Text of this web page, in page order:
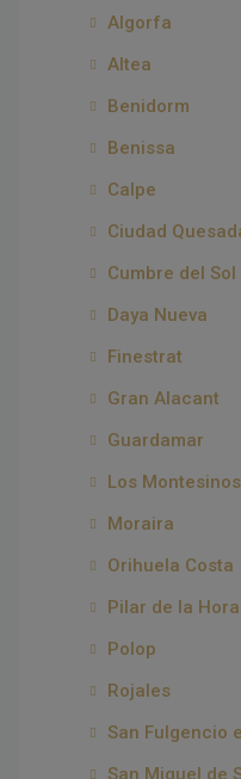
Algorfa
Altea
Benidorm
Benissa
Calpe
Ciudad
Cumbre del Sol
Daya Nueva
Finestrat
Gran Alacant
Guardamar
Los Montesinos
Moraira
Orihuela Costa
Pilar de la
Polop
Rojales
San Fulgencio
San Miguel de